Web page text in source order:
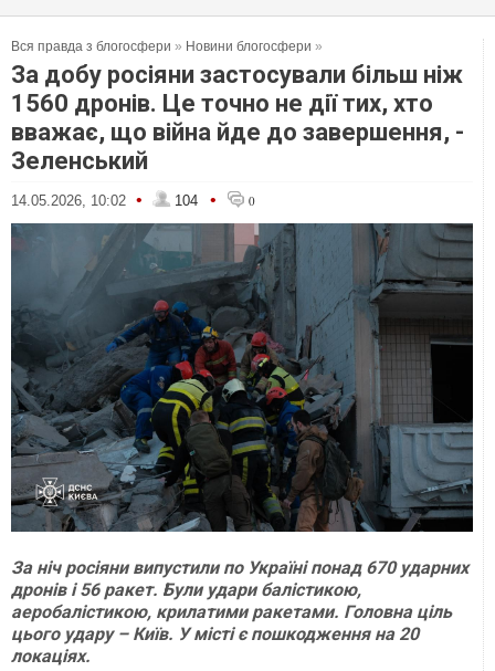
Вся правда з блогосфери » Новини блогосфери »
За добу росіяни застосували більш ніж
1560 дронів. Це точно не дії тих, хто
вважає, що війна йде до завершення, -
Зеленський
14.05.2026, 10:02 • 104 • 0
За ніч росіяни випустили по Україні понад 670 ударних
дронів і 56 ракет. Були удари балістикою,
аеробалістикою, крилатими ракетами. Головна ціль
цього удару – Київ. У місті є пошкодження на 20
локаціях.